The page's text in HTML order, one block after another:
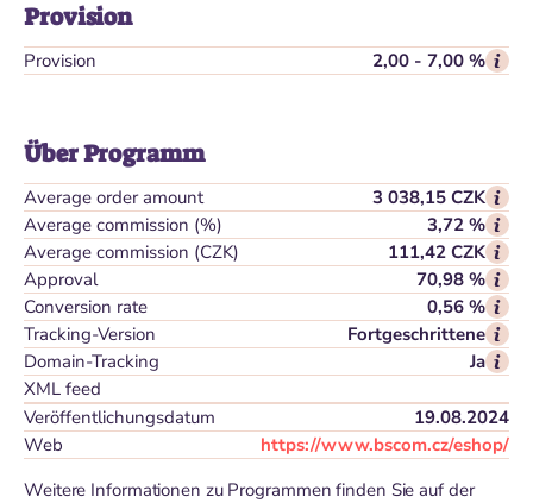
Provision
Provision 2,00 - 7,00 %
Über Programm
Average order amount
3 038,15 CZK
Average commission (%)
3,72 %
Average commission (CZK)
111,42 CZK
Approval
70,98 %
Conversion rate
0,56 %
Tracking-Version
Fortgeschrittene
Domain-Tracking
Ja
XML feed
Veröffentlichungsdatum
19.08.2024
Web
https://www.bscom.cz/eshop/
Weitere Informationen zu Programmen finden Sie auf der